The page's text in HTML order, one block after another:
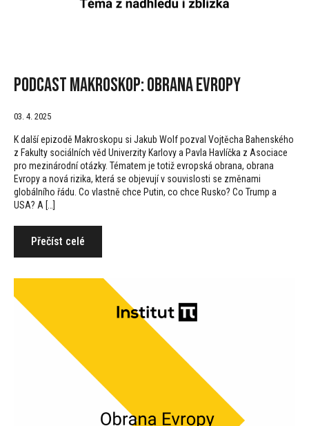
Podcast Makroskop: Obrana Evropy
03. 4. 2025
K další epizodě Makroskopu si Jakub Wolf pozval Vojtěcha Bahenského
z Fakulty sociálních věd Univerzity Karlovy a Pavla Havlíčka z Asociace
pro mezinárodní otázky. Tématem je totiž evropská obrana, obrana
Evropy a nová rizika, která se objevují v souvislosti se změnami
globálního řádu. Co vlastně chce Putin, co chce Rusko? Co Trump a
USA? A […]
Přečíst celé